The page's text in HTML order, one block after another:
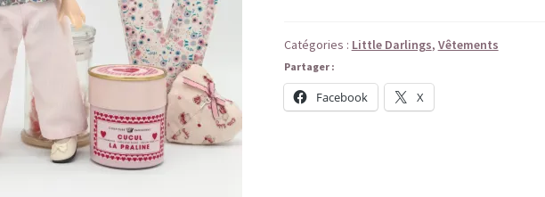
Catégories : Little Darlings, Vêtements
Partager :
Facebook X